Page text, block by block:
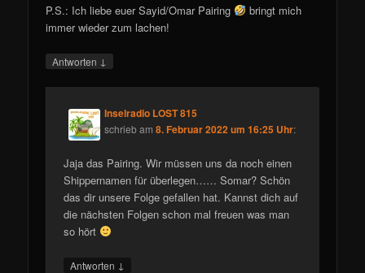
P.S.: Ich liebe euer Sayid/Omar Pairing
bringt mich
immer wieder zum lachen!
Antworten ↓
Inselradio LOST 815
schriebam8. Februar 2022 um 16:25 Uhr:
Jaja das Pairing. Wir müssen uns da noch einen
Shippernamen für überlegen…… Somar? Schön
das dir unsere Folge gefallen hat. Kannst dich auf
die nächsten Folgen schon mal freuen was man
so hört
Antworten ↓